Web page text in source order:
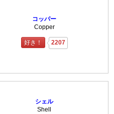
コッパー
Copper
好き！ 2207
シェル
Shell